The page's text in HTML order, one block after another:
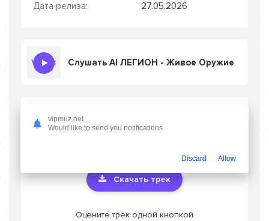
Дата релиза:
27.05.2026
Слушать AI ЛЕГИОН - Живое Оружие
Скачать песню AI ЛЕГИОН - Живое
Оружиев mp3 или слушать онлайн
Скачать трек
Оцените трек одной кнопкой
vipmuz.net
Would like to send you notifications
Discard Allow